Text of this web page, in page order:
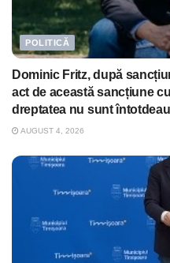
POLITICĂ
Dominic Fritz, după
act de această sancțiune
dreptatea nu sunt
AUGUST 4, 2026